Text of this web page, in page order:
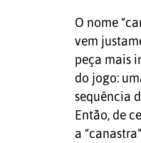
O nome
vem
peça mais
do jogo:
sequência
Então, de
a